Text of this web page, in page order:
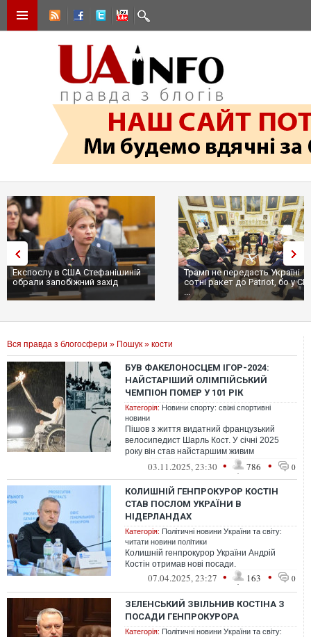
Експослу в США Стефанішиній
обрали запобіжний захід
Трамп не передасть Україні
сотні ракет до Patriot, бо у
...
Вся правда з блогосфери » Пошук » кости
БУВ ФАКЕЛОНОСЦЕМ ІГОР-2024:
НАЙСТАРІШИЙ ОЛІМПІЙСЬКИЙ
ЧЕМПІОН ПОМЕР У 101 РІК
Категорія: Новини спорту: свіжі спортивні
новини
Пішов з життя видатний французький
велосипедист Шарль Кост. У січні 2025
року він став найстаршим живим
олімпійським чемпіоном після смерті
03.11.2025, 23:30 • 786 • 0
КОЛИШНІЙ ГЕНПРОКУРОР КОСТІН
СТАВ ПОСЛОМ УКРАЇНИ В
НІДЕРЛАНДАХ
Категорія: Політичні новини України та світу:
читати новини політики
Колишній генпрокурор України Андрій
Костін отримав нові посади.
07.04.2025, 23:27 • 163 • 0
ЗЕЛЕНСЬКИЙ ЗВІЛЬНИВ КОСТІНА З
ПОСАДИ ГЕНПРОКУРОРА
Категорія: Політичні новини України та світу: